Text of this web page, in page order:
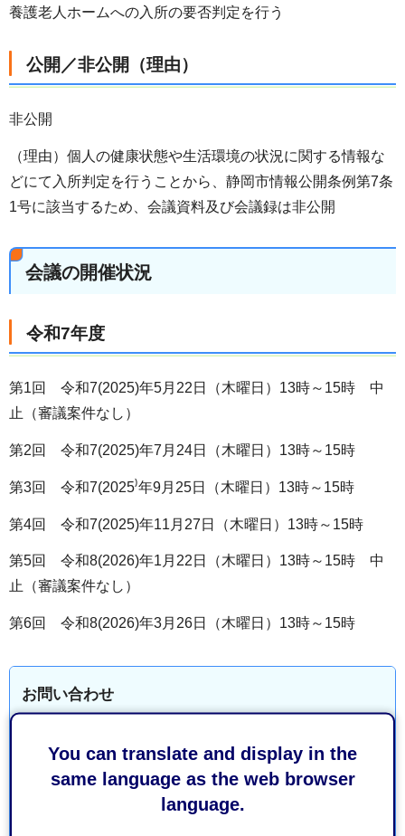
You can translate and display in the
same language as the web browser
language.
養護老人ホームへの入所の要否判定を行う
公開／非公開（理由）
非公開
（理由）個人の健康状態や生活環境の状況に関する情報な
どにて入所判定を行うことから、静岡市情報公開条例第7条
1号に該当するため、会議資料及び会議録は非公開
会議の開催状況
令和7年度
第1回 令和7(2025)年5月22日（木曜日）13時～15時 中
止（審議案件なし）
第2回 令和7(2025)年7月24日（木曜日）13時～15時
第3回 令和7(2025⁾年9月25日（木曜日）13時～15時
第4回 令和7(2025)年11月27日（木曜日）13時～15時
第5回 令和8(2026)年1月22日（木曜日）13時～15時 中
止（審議案件なし）
第6回 令和8(2026)年3月26日（木曜日）13時～15時
お問い合わせ
保健福祉長寿局健康福祉部高齢者福祉課高齢者支援係
葵区追手町5-1 静岡庁舎新館14階
電話番号：054-221-1201